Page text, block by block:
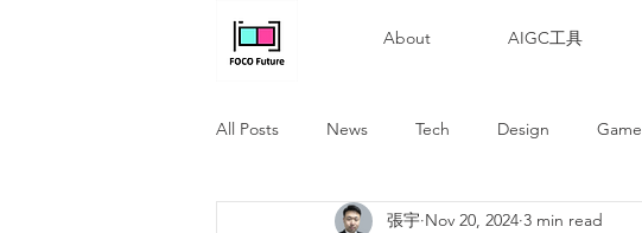
About AIGC工具
All Posts News Tech Design Game
張宇 Nov 20, 2024 3 min read